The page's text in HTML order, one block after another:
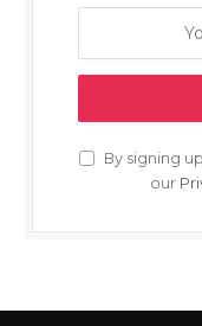
By signing
our